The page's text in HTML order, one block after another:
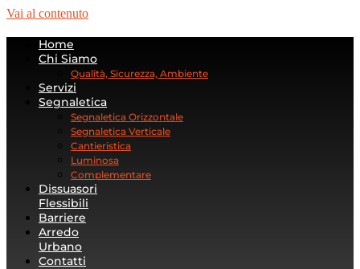
Vai al contenuto
Home
Chi Siamo
Qualità, Sicurezza, Ambiente
Servizi
Segnaletica
Segnaletica Orizzontale
Segnaletica Verticale
Cantieristica
Luminosa
Complementare
Dissuasori
Flessibili
Barriere
Arredo
Urbano
Contatti